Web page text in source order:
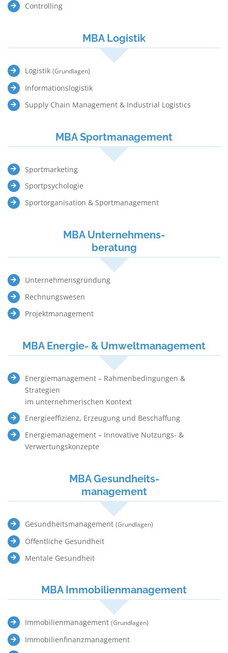
Controlling
MBA Logistik
Logistik (Grundlagen)
Informationslogistik
Supply Chain Management & Industrial Logistics
MBA Sportmanagement
Sportmarketing
Sportpsychologie
Sportorganisation & Sportmanagement
MBA Unternehmens-
beratung
Unternehmensgründung
Rechnungswesen
Projektmanagement
MBA Energie- & Umweltmanagement
Energiemanagement – Rahmenbedingungen &
Strategien
im unternehmerischen Kontext
Energieeffizienz, Erzeugung und Beschaffung
Energiemanagement – Innovative Nutzungs- &
Verwertungskonzepte
MBA Gesundheits-
management
Gesundheitsmanagement (Grundlagen)
Öffentliche Gesundheit
Mentale Gesundheit
MBA Immobilienmanagement
Immobilienmanagement (Grundlagen)
Immobilienfinanzmanagement